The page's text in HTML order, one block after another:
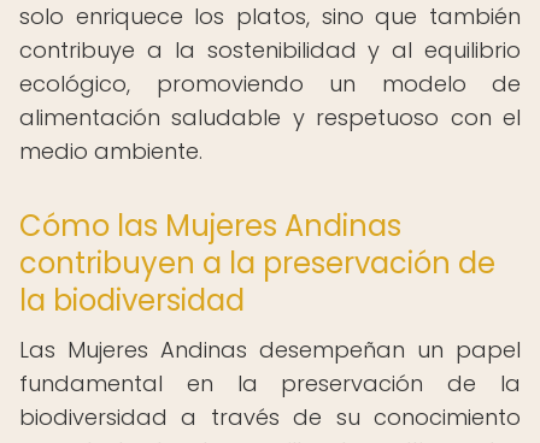
solo enriquece los platos, sino que también
contribuye a la sostenibilidad y al equilibrio
ecológico, promoviendo un modelo de
alimentación saludable y respetuoso con el
medio ambiente.
Cómo las Mujeres Andinas
contribuyen a la preservación de
la biodiversidad
Las Mujeres Andinas desempeñan un papel
fundamental en la preservación de la
biodiversidad a través de su conocimiento